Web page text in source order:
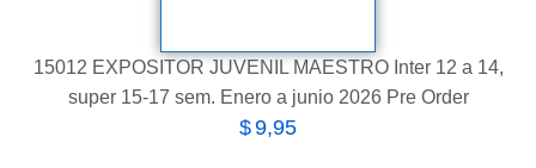
15012 EXPOSITOR JUVENIL MAESTRO Inter 12 a 14,
super 15-17 sem. Enero a junio 2026 Pre Order
$9,95